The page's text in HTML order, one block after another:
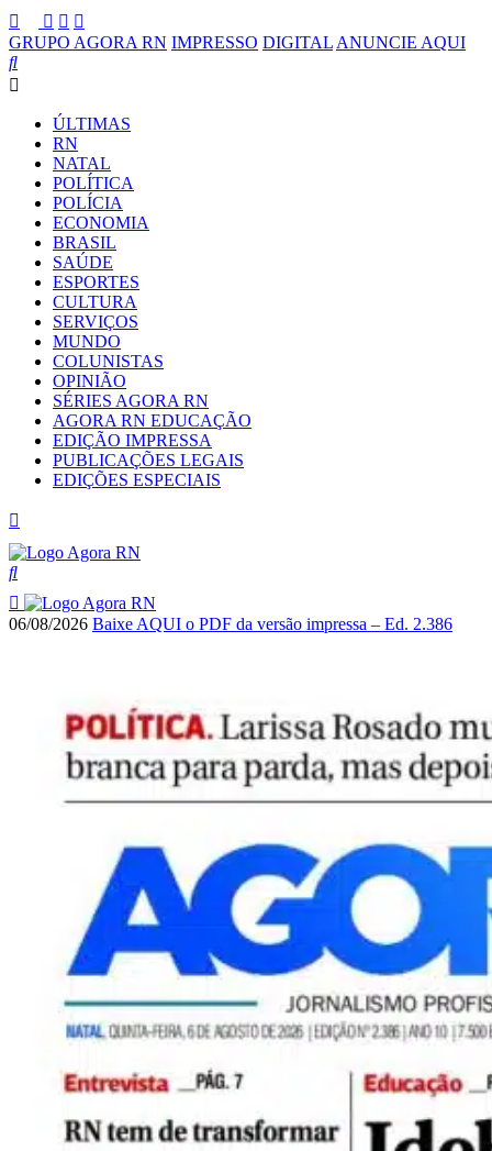
GRUPO AGORA RN IMPRESSO DIGITAL ANUNCIE AQUI
ÚLTIMAS
RN
NATAL
POLÍTICA
POLÍCIA
ECONOMIA
BRASIL
SAÚDE
ESPORTES
CULTURA
SERVIÇOS
MUNDO
COLUNISTAS
OPINIÃO
SÉRIES AGORA RN
AGORA RN EDUCAÇÃO
EDIÇÃO IMPRESSA
PUBLICAÇÕES LEGAIS
EDIÇÕES ESPECIAIS
06/08/2026 Baixe AQUI o PDF da versão impressa – Ed. 2.386